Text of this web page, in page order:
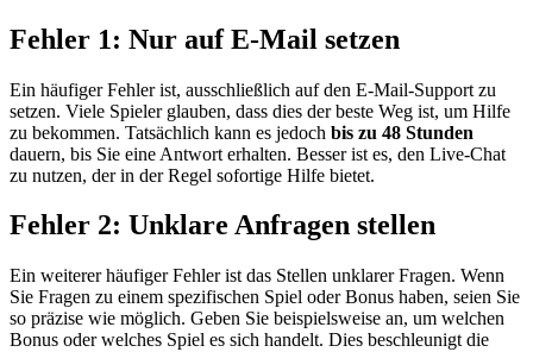
Fehler 1: Nur auf E-Mail setzen
Ein häufiger Fehler ist, ausschließlich auf den E-Mail-Support zu
setzen. Viele Spieler glauben, dass dies der beste Weg ist, um Hilfe
zu bekommen. Tatsächlich kann es jedoch bis zu 48 Stunden
dauern, bis Sie eine Antwort erhalten. Besser ist es, den Live-Chat
zu nutzen, der in der Regel sofortige Hilfe bietet.
Fehler 2: Unklare Anfragen stellen
Ein weiterer häufiger Fehler ist das Stellen unklarer Fragen. Wenn
Sie Fragen zu einem spezifischen Spiel oder Bonus haben, seien Sie
so präzise wie möglich. Geben Sie beispielsweise an, um welchen
Bonus oder welches Spiel es sich handelt. Dies beschleunigt die